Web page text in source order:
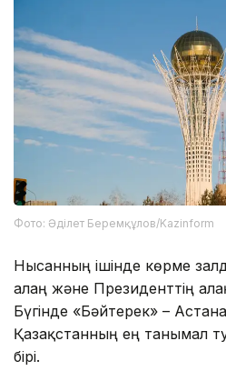
Фото: Әділет Беремқұлов/Kazinform
Нысанның ішінде көрме
алаң және Президенттің
Бүгінде «Бәйтерек» –
Қазақстанның ең танымал
бірі.